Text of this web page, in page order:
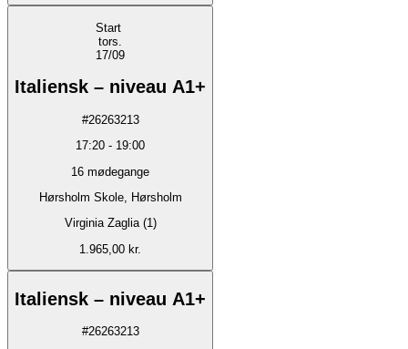
Start
tors.
17/09
Italiensk – niveau A1+
#26263213
17:20 - 19:00
16 mødegange
Hørsholm Skole, Hørsholm
Virginia Zaglia (1)
1.965,00 kr.
Italiensk – niveau A1+
#26263213